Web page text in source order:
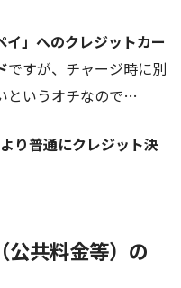
」へのクレジットカー
ですが、チャージ時に別
というオチなので…
り普通にクレジット決
公共料金等）の